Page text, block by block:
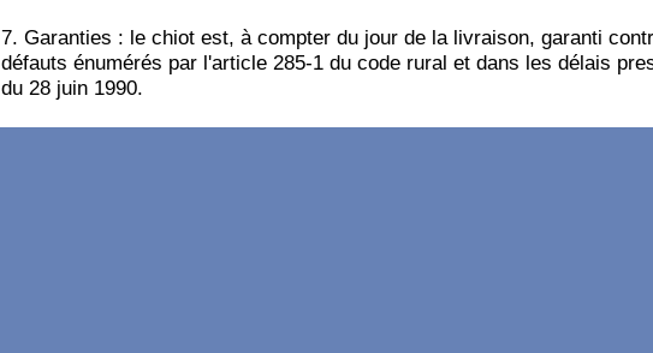
7. Garanties : le chiot est, à compter du jour de la livraison, garanti
défauts énumérés par l'article 285-1 du code rural et dans les délais
du 28 juin 1990.